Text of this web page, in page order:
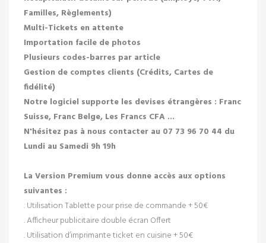
Familles, Règlements)
Multi-Tickets en attente
Importation facile de photos
Plusieurs codes-barres par article
Gestion de comptes clients (Crédits, Cartes de
fidélité)
Notre logiciel supporte les devises étrangères : Franc
Suisse, Franc Belge, Les Francs CFA ...
N'hésitez pas à nous contacter au 07 73 96 70 44 du
Lundi au Samedi 9h 19h
La Version Premium vous donne accès aux options
suivantes :
. Utilisation Tablette pour prise de commande + 50€
. Afficheur publicitaire double écran Offert
. Utilisation d’imprimante ticket en cuisine + 50€